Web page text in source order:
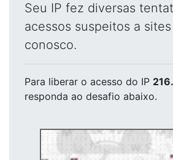
Seu IP fez diversas
acessos suspeitos a
conosco.
Para liberar o acesso do IP
responda ao desafio abaixo.